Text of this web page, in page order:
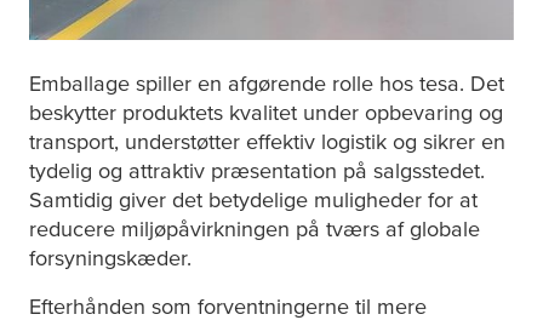
Emballage spiller en afgørende rolle hos tesa. Det
beskytter produktets kvalitet under opbevaring og
transport, understøtter effektiv logistik og sikrer en
tydelig og attraktiv præsentation på salgsstedet.
Samtidig giver det betydelige muligheder for at
reducere miljøpåvirkningen på tværs af globale
forsyningskæder.
Efterhånden som forventningerne til mere